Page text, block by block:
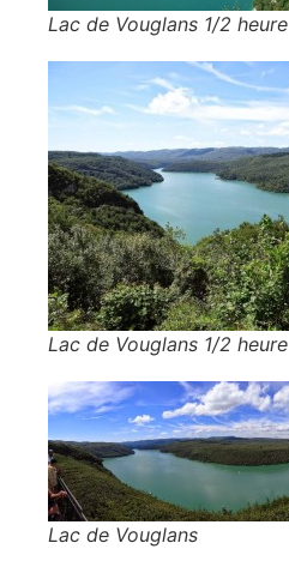
Lac de Vouglans 1/2 heure
Lac de Vouglans 1/2 heure
Lac de Vouglans